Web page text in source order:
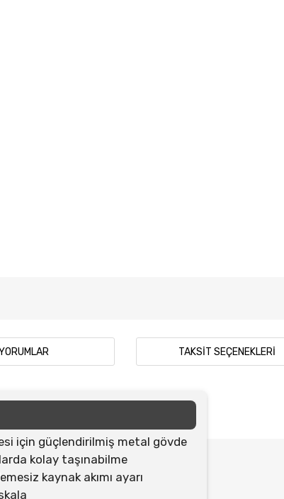
TAKSIT SEÇENEKLERI
için güçlendirilmiş metal gövde
kolay taşınabilme
kaynak akımı ayarı